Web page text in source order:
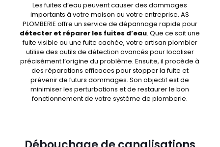
Les fuites d’eau peuvent causer des dommages
importants à votre maison ou votre entreprise. AS
PLOMBERIE offre un service de dépannage rapide pour
détecter et réparer les fuites d’eau. Que ce soit une
fuite visible ou une fuite cachée, votre artisan plombier
utilise des outils de détection avancés pour localiser
précisément l’origine du problème. Ensuite, il procède à
des réparations efficaces pour stopper la fuite et
prévenir de futurs dommages. Son objectif est de
minimiser les perturbations et de restaurer le bon
fonctionnement de votre système de plomberie.